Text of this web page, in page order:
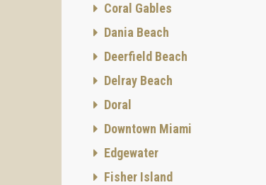
Coral Gables
Dania Beach
Deerfield Beach
Delray Beach
Doral
Downtown Miami
Edgewater
Fisher Island